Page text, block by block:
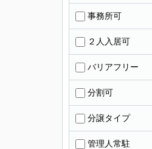
事務所可
２人入居可
バリアフリー
分割可
分譲タイプ
管理人常駐